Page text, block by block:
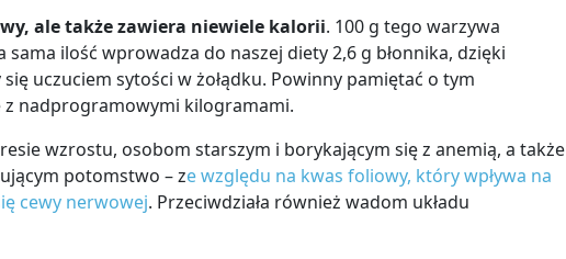
ale także zawiera niewiele kalorii. 100 g tego warzywa
sama ilość wprowadza do naszej diety2,6 g błonnika, dzięki
uczuciem sytości w żołądku. Powinny pamiętać o tym
z nadprogramowymi kilogramami.
wzrostu, osobom starszym i borykającym się z anemią, a także
potomstwo – ze względu na kwas foliowy, którywpływa na
cewy nerwowej. Przeciwdziała również wadom układu